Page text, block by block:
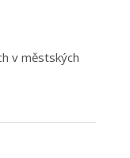
v městských